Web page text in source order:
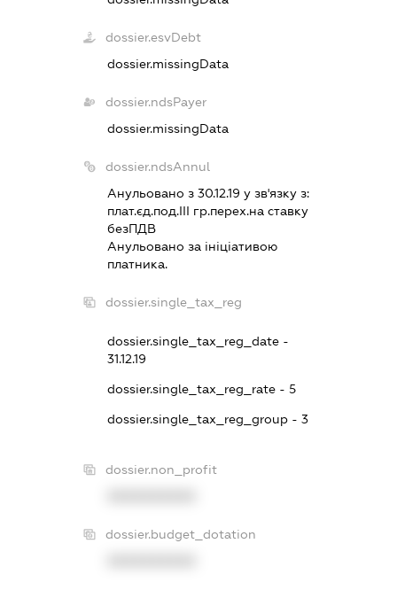
dossier.esvDebt
dossier.missingData
dossier.ndsPayer
dossier.missingData
dossier.ndsAnnul
Анульовано з 30.12.19 у зв'язку з:
плат.єд.под.III гр.перех.на ставку
безПДВ
Анульовано за iнiцiативою
платника.
dossier.single_tax_reg
dossier.single_tax_reg_date -
31.12.19
dossier.single_tax_reg_rate - 5
dossier.single_tax_reg_group - 3
dossier.non_profit
dossier.budget_dotation